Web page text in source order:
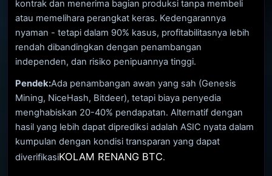
kontrak dan menerima bagian produksi tanpa membeli
atau memelihara perangkat keras. Kedengarannya
nyaman - tetapi dalam 90% kasus, profitabilitasnya lebih
rendah dibandingkan dengan penambangan
independen, dan risiko penipuannya tinggi.
Pendek:Ada penambangan awan yang sah (Genesis
Mining, NiceHash, Bitdeer), tetapi biaya penyedia
menghabiskan 20-40% pendapatan. Alternatif dengan
hasil yang lebih dapat diprediksi adalah ASIC nyata dalam
kumpulan dengan kondisi transparan yang dapat
diverifikasiKOLAM RENANG BTC.